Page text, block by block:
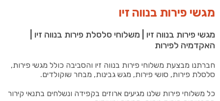
מגשי פירות בנווה זיו
מגשי פירות בנווה זיו | משלוחי סלסלת פירות בנווה זיו |
האקדמיה לפירות
חברתנו מבצעת משלוחי פירות בנווה זיו והסביבה כולל מגשי פירות,
סלסלת פירות, סושי פירות, מגש גבינות, מבחר שוקולדים.
כל משלוחי פירות שלנו מגיעים ארוזים בקפידה ונשלחים בתנאי קירור